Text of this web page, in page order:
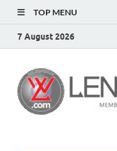
TOP MENU
7 August 2026